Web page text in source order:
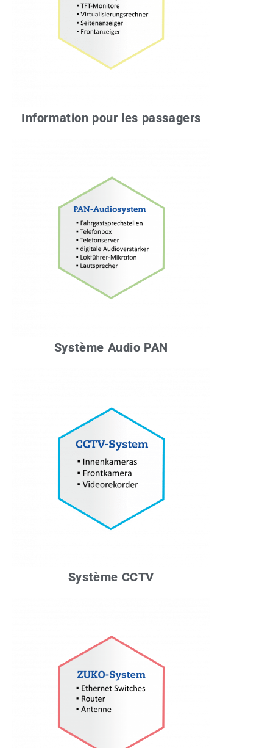
Information pour les passagers
Système Audio PAN
Système CCTV